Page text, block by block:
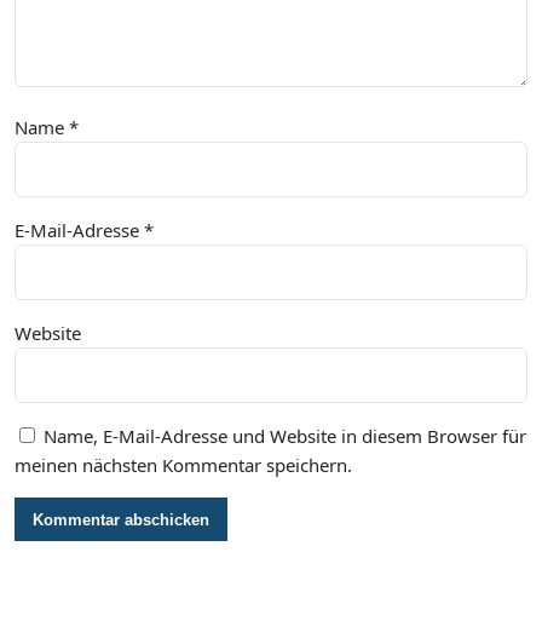
Name *
E-Mail-Adresse *
Website
Name, E-Mail-Adresse und Website in diesem Browser für
meinen nächsten Kommentar speichern.